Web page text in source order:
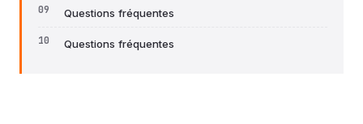
Questions fréquentes
Questions fréquentes